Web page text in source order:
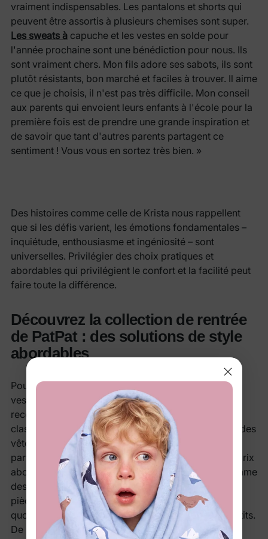
vraiment indispensables. Les pantalons et shorts qui
peuvent être assortis à plusieurs chemises sont super.
Les sweats à capuche et les vestes en solde pour
l'année prochaine sont une bénédiction pour nous. Ils
sont vraiment chers. Mon fils adore ses sabots, ils sont
plutôt résistants, bon marché et faciles à trouver. Il aime
ce que je choisis, il n'est pas très difficile. Mon conseil
aux parents qui envoient leurs enfants à l'école pour la
première fois est de prendre une grande inspiration et
de savoir que tant d'autres parents partagent ce
sentiment ! Vous vous en sortez très bien. »
Des histoires comme celle de Krista nous rappellent
que si les défis varient, les émotions fondamentales –
inquiétude, enthousiasme et ingéniosité – sont
universelles. Privilégier des choix pratiques et
abordables qui privilégient le confort et la facilité peut
faire toute la différence.
Découvrez la collection de rentrée
de PatPat : des solutions de style
abordables
Pour vous aider à résoudre vos dilemmes
vestimentaires et vos soucis de budget, je vous
recommande vivement la collection Rentrée des
classes de PatPat. Cette sélection soignée propose des
vêtements pour enfants tendance et confortables,
parfaits pour l'école et la cour de récréation, à des prix
abordables. Privilégiant des matières de qualité comme
des cotons doux et des mélanges respirants, leurs
pièces sont conçues pour résister aux aventures du
quotidien tout en offrant un look impeccable aux petits.
De plus, ils proposent des promotions en cours,